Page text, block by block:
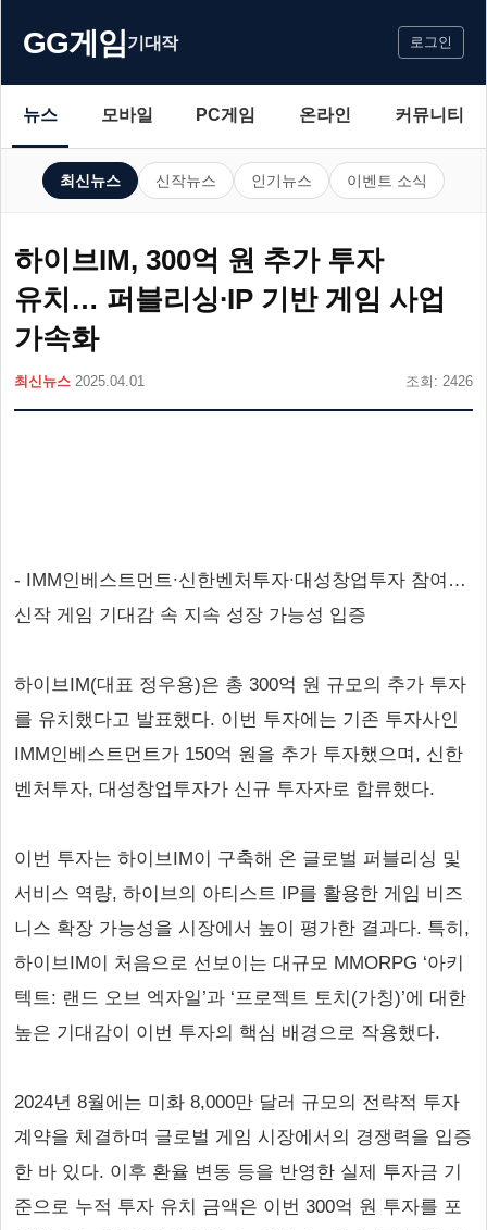
GG게임기대작 로그인
뉴스 모바일 PC게임 온라인 커뮤니티
최신뉴스 신작뉴스 인기뉴스 이벤트 소식
하이브IM, 300억 원 추가 투자
유치… 퍼블리싱∙IP 기반 게임 사업
가속화
최신뉴스 2025.04.01 조회: 2426
- IMM인베스트먼트∙신한벤처투자∙대성창업투자 참여…
신작 게임 기대감 속 지속 성장 가능성 입증
하이브IM(대표 정우용)은 총 300억 원 규모의 추가 투자
를 유치했다고 발표했다. 이번 투자에는 기존 투자사인
IMM인베스트먼트가 150억 원을 추가 투자했으며, 신한
벤처투자, 대성창업투자가 신규 투자자로 합류했다.
이번 투자는 하이브IM이 구축해 온 글로벌 퍼블리싱 및
서비스 역량, 하이브의 아티스트 IP를 활용한 게임 비즈
니스 확장 가능성을 시장에서 높이 평가한 결과다. 특히,
하이브IM이 처음으로 선보이는 대규모 MMORPG ‘아키
텍트: 랜드 오브 엑자일’과 ‘프로젝트 토치(가칭)’에 대한
높은 기대감이 이번 투자의 핵심 배경으로 작용했다.
2024년 8월에는 미화 8,000만 달러 규모의 전략적 투자
계약을 체결하며 글로벌 게임 시장에서의 경쟁력을 입증
한 바 있다. 이후 환율 변동 등을 반영한 실제 투자금 기
준으로 누적 투자 유치 금액은 이번 300억 원 투자를 포